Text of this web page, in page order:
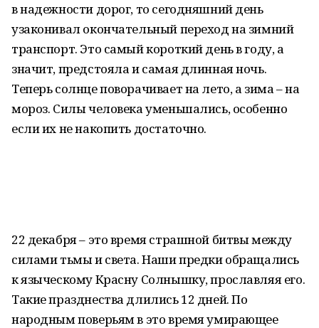
в надежности дорог, то сегодняшний день
узаконивал окончательный переход на зимний
транспорт. Это самый короткий день в году, а
значит, предстояла и самая длинная ночь.
Теперь солнце поворачивает на лето, а зима – на
мороз. Силы человека уменьшались, особенно
если их не накопить достаточно.
22 декабря – это время страшной битвы между
силами тьмы и света. Наши предки обращались
к языческому Красну Солнышку, прославляя его.
Такие празднества длились 12 дней. По
народным поверьям в это время умирающее